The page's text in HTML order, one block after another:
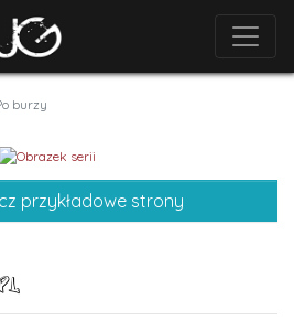
burzy
przykładowe strony